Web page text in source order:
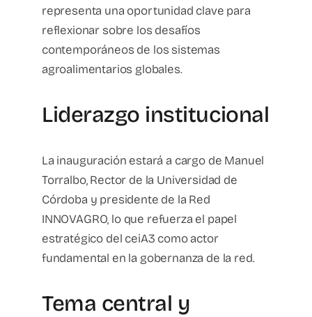
representa una oportunidad clave para
reflexionar sobre los desafíos
contemporáneos de los sistemas
agroalimentarios globales.
Liderazgo institucional
La inauguración estará a cargo de Manuel
Torralbo, Rector de la Universidad de
Córdoba y presidente de la Red
INNOVAGRO, lo que refuerza el papel
estratégico del ceiA3 como actor
fundamental en la gobernanza de la red.
Tema central y